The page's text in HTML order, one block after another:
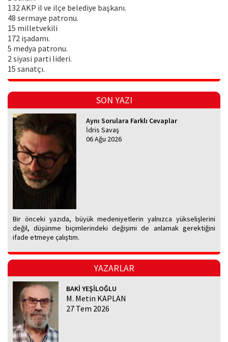
132 AKP il ve ilçe belediye başkanı.
48 sermaye patronu.
15 milletvekili
172 işadamı.
5 medya patronu.
2 siyasi parti lideri.
15 sanatçı.
SON YAZI
Aynı Sorulara Farklı Cevaplar
İdris Savaş
06 Ağu 2026
Bir önceki yazıda, büyük medeniyetlerin yalnızca yükselişlerini
değil, düşünme biçimlerindeki değişimi de anlamak gerektiğini
ifade etmeye çalıştım.
YAZARLAR
BAKİ YEŞİLOĞLU
M. Metin KAPLAN
27 Tem 2026